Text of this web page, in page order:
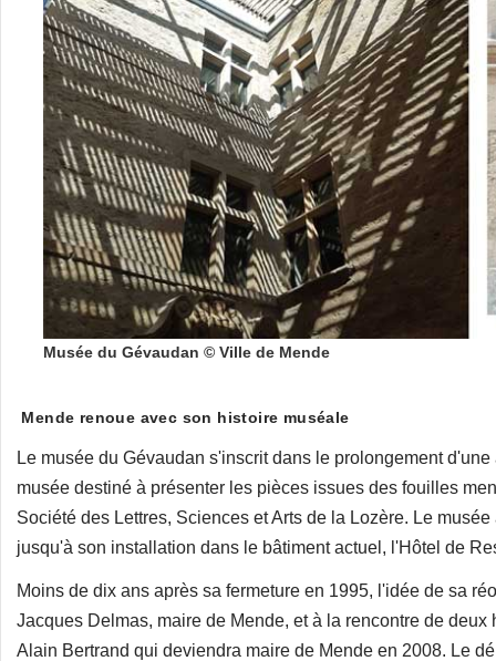
Musée du Gévaudan © Ville de Mende
Mende renoue avec son histoire muséale
Le musée du Gévaudan s'inscrit dans le prolongement
musée destiné à présenter les pièces issues des fouilles
Société des Lettres, Sciences et Arts de la Lozère. Le
jusqu'à son installation dans le bâtiment actuel, l'Hôtel de
Moins de dix ans après sa fermeture en 1995, l'idée de sa
Jacques Delmas, maire de Mende, et à la rencontre de
Alain Bertrand qui deviendra maire de Mende en 2008. Le